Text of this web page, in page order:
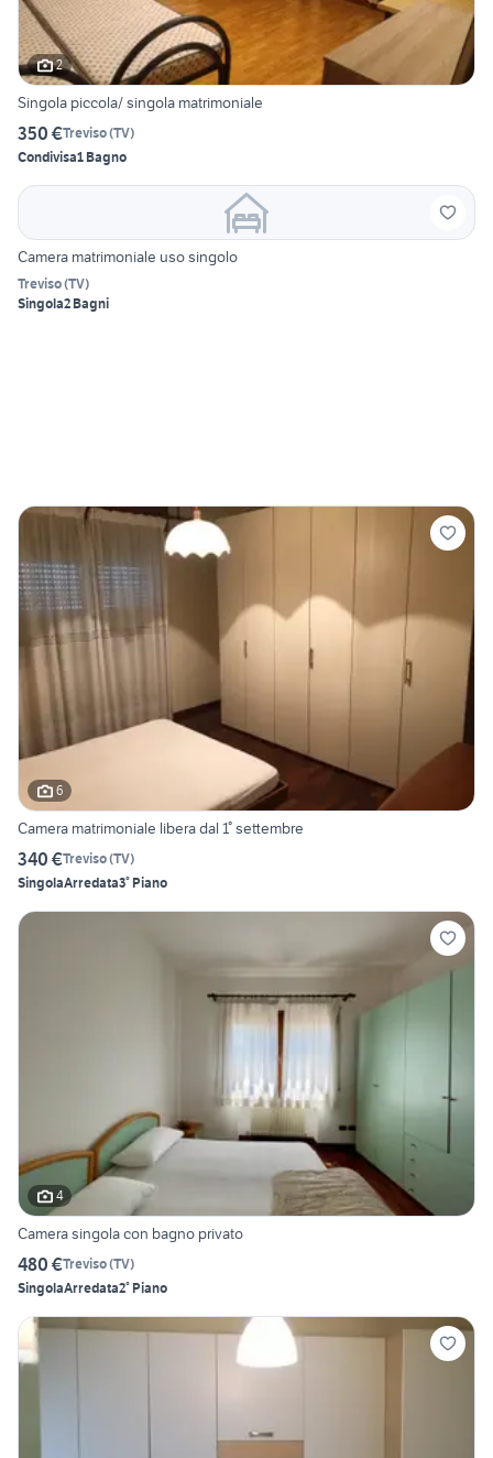
2
Singola piccola/ singola matrimoniale
350 €Treviso(TV)
Condivisa1 Bagno
Camera matrimoniale uso singolo
Treviso(TV)
Singola2 Bagni
6
Camera matrimoniale libera dal 1° settembre
340 €Treviso(TV)
SingolaArredata3° Piano
4
Camera singola con bagno privato
480 €Treviso(TV)
SingolaArredata2° Piano